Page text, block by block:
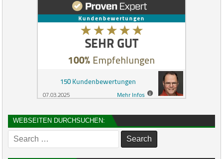
WEBSEITEN DURCHSUCHEN:
Search
for: